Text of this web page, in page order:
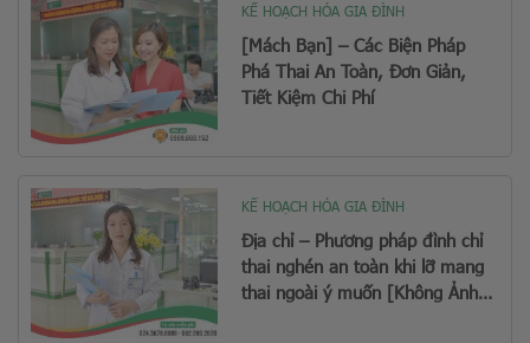
KẾ HOẠCH HÓA GIA ĐÌNH
[Mách Bạn] – Các Biện Pháp
Phá Thai An Toàn, Đơn Giản,
Tiết Kiệm Chi Phí
KẾ HOẠCH HÓA GIA ĐÌNH
Địa chỉ – Phương pháp đình chỉ
thai nghén an toàn khi lỡ mang
thai ngoài ý muốn [Không Ảnh